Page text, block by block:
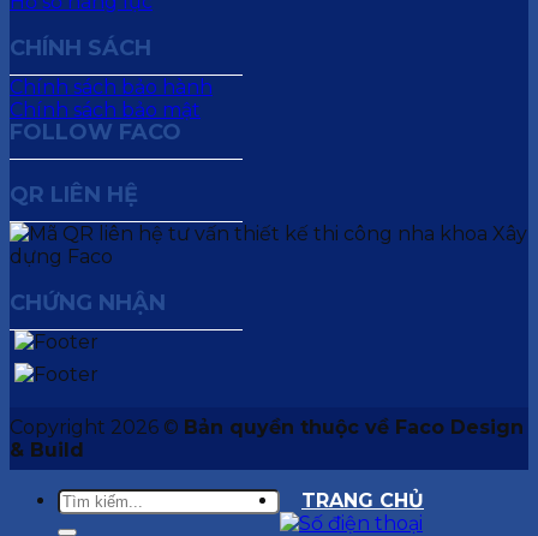
CHÍNH SÁCH
Chính sách bảo hành
Chính sách bảo mật
FOLLOW FACO
QR LIÊN HỆ
CHỨNG NHẬN
Copyright 2026 © Bản quyền thuộc về Faco Design
& Build
TRANG CHỦ